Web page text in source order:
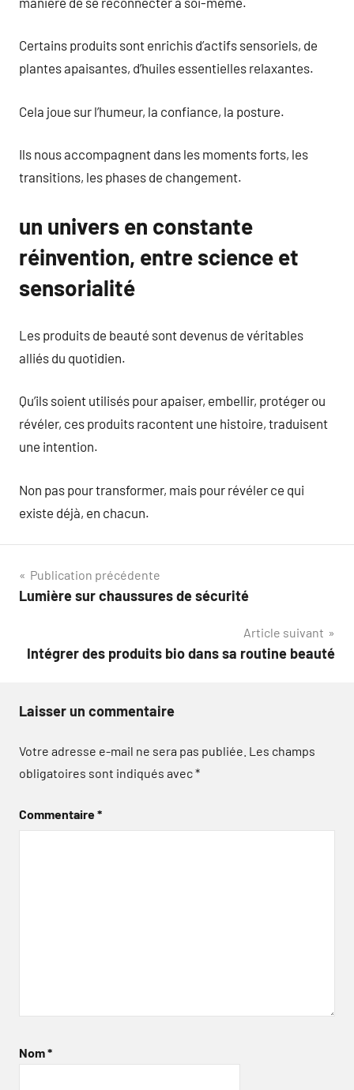
Certains produits sont enrichis d’actifs sensoriels, de
plantes apaisantes, d’huiles essentielles relaxantes.
Cela joue sur l’humeur, la confiance, la posture.
Ils nous accompagnent dans les moments forts, les
transitions, les phases de changement.
un univers en constante
réinvention, entre science et
sensorialité
Les produits de beauté sont devenus de véritables
alliés du quotidien.
Qu’ils soient utilisés pour apaiser, embellir, protéger ou
révéler, ces produits racontent une histoire, traduisent
une intention.
Non pas pour transformer, mais pour révéler ce qui
existe déjà, en chacun.
Navigation
de
Publication précédente
Lumière sur chaussures de sécurité
Article suivant
Intégrer des produits bio dans sa routine beauté
Laisser un commentaire
Votre adresse e-mail ne sera pas publiée. Les champs
obligatoires sont indiqués avec*
Commentaire*
Nom*